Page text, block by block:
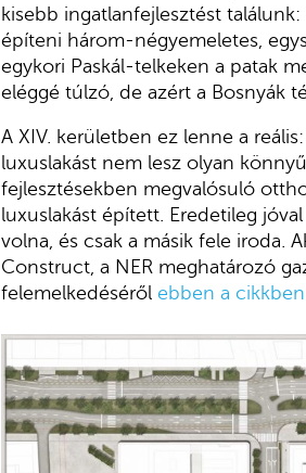
kisebb ingatlanfejlesztést
építeni három-négyemeletes,
egykori Paskál-telkeken a patak
eléggé túlzó, de azért a Bosnyák
A XIV. kerületben ez lenne a
luxuslakást nem lesz olyan
fejlesztésekben megvalósuló
luxuslakást épített. Eredetileg
volna, és csak a másik fele iroda.
Construct, a NER meghatározó
felemelkedéséről ebben a cikkben